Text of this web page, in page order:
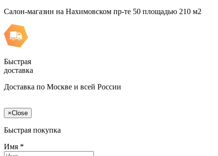
Салон-магазин на Нахимовском пр-те 50 площадью 210 м2
Быстрая
доставка
Доставка по Москве и всей России
×Close
Быстрая покупка
Имя *